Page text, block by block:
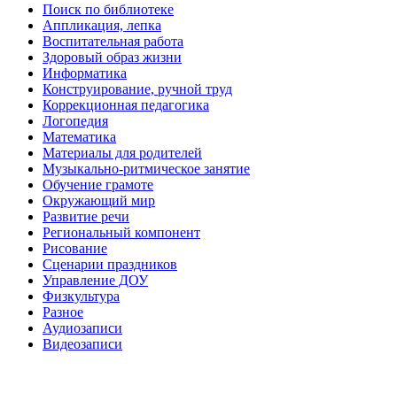
Поиск по библиотеке
Аппликация, лепка
Воспитательная работа
Здоровый образ жизни
Информатика
Конструирование, ручной труд
Коррекционная педагогика
Логопедия
Математика
Материалы для родителей
Музыкально-ритмическое занятие
Обучение грамоте
Окружающий мир
Развитие речи
Региональный компонент
Рисование
Сценарии праздников
Управление ДОУ
Физкультура
Разное
Аудиозаписи
Видеозаписи